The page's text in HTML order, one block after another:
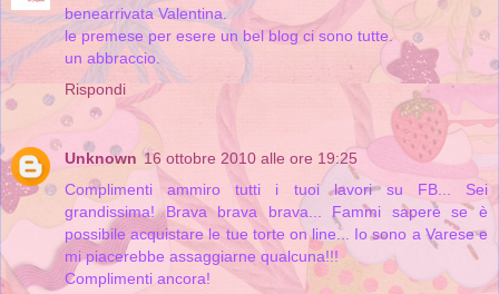
benearrivata Valentina.
le premese per esere un bel blog ci sono tutte.
un abbraccio.
Rispondi
Unknown 16 ottobre 2010 alle ore 19:25
Complimenti ammiro tutti i tuoi lavori su FB... Sei
grandissima! Brava brava brava... Fammi sapere se è
possibile acquistare le tue torte on line... Io sono a Varese e
mi piacerebbe assaggiarne qualcuna!!!
Complimenti ancora!